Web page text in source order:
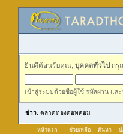
ยินดีต้อนรับคุณ, บุคคลทั่วไป กรุ
เข้าสู่ระบบด้วยชื่อผู้ใช้ รหัสผ่าน และ
ข่าว: ตลาดทองดอทคอม
หน้าแรก ช่วยเหลือ ค้นหา